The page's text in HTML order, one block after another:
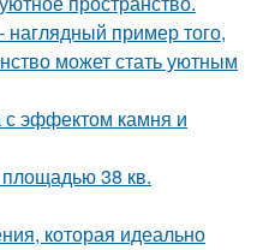
пример того,
может стать уютным
с эффектом камня и
38 кв.
которая идеально